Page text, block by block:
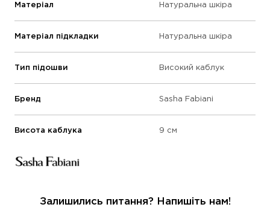
Матеріал Натуральна шкіра
Матеріал підкладки Натуральна шкіра
Тип підошви Високий каблук
Бренд Sasha Fabiani
Висота каблука 9 см
Залишились питання? Напишіть нам!